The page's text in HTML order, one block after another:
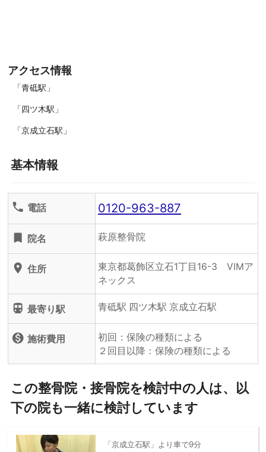
アクセス情報
「青砥駅」
「四ツ木駅」
「京成立石駅」
基本情報
phone 電話 0120-963-887
turned_in 院名 萩原整骨院
location_on 住所
東京都葛飾区立石1丁目16-3 VIMア
ネックス
directions_subway 最寄り駅 青砥駅 四ツ木駅 京成立石駅
monetization_on 施術費用
初回：保険の種類による
２回目以降：保険の種類による
この整骨院・接骨院を検討中の人は、以
下の院も一緒に検討しています
「京成立石駅」より車で9分